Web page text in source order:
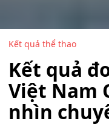
Kết quả thể thao
Kết quả
Việt Nam
nhìn